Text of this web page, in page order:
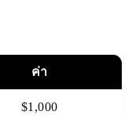
ค่า
$1,000